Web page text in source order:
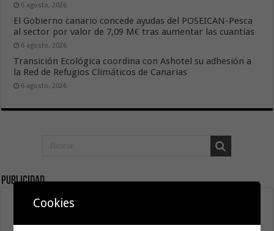
6 agosto, 2026
El Gobierno canario concede ayudas del POSEICAN-Pesca
al sector por valor de 7,09 M€ tras aumentar las cuantías
6 agosto, 2026
Transición Ecológica coordina con Ashotel su adhesión a
la Red de Refugios Climáticos de Canarias
6 agosto, 2026
Publicidad
Cookies